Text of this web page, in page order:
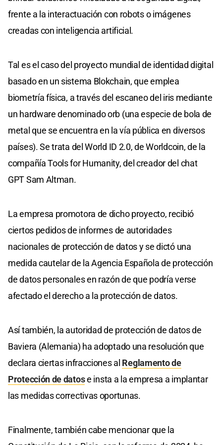
frente a la interactuación con robots o imágenes
creadas con inteligencia artificial.
Tal es el caso del proyecto mundial de identidad digital
basado en un sistema Blokchain, que emplea
biometría física, a través del escaneo del iris mediante
un hardware denominado orb (una especie de bola de
metal que se encuentra en la vía pública en diversos
países). Se trata del World ID 2.0, de Worldcoin, de la
compañía Tools for Humanity, del creador del chat
GPT Sam Altman.
La empresa promotora de dicho proyecto, recibió
ciertos pedidos de informes de autoridades
nacionales de protección de datos y se dictó una
medida cautelar de la Agencia Española de protección
de datos personales en razón de que podría verse
afectado el derecho a la protección de datos.
Así también, la autoridad de protección de datos de
Baviera (Alemania) ha adoptado una resolución que
declara ciertas infracciones al Reglamento de
Protección de datose insta a la empresa a implantar
las medidas correctivas oportunas.
Finalmente, también cabe mencionar que la